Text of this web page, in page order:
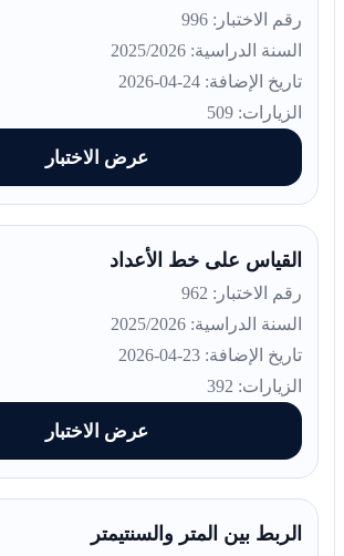
رقم الاختبار: 996
السنة الدراسية: 2025/2026
تاريخ الإضافة: 24-04-2026
الزيارات: 509
عرض الاختبار
القياس على خط الأعداد
رقم الاختبار: 962
السنة الدراسية: 2025/2026
تاريخ الإضافة: 23-04-2026
الزيارات: 392
عرض الاختبار
الربط بين المتر والسنتيمتر